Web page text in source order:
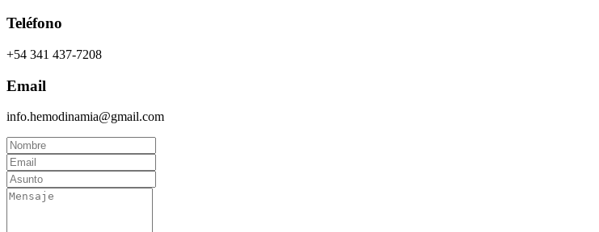
Teléfono
+54 341 437-7208
Email
info.hemodinamia@gmail.com